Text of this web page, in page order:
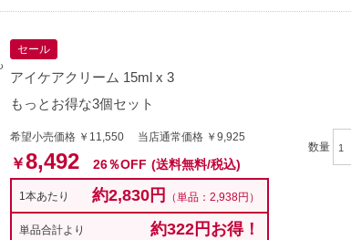
セール
アイケアクリーム 15ml x 3
もっとお得な3個セット
希望小売価格 ￥11,550 当店通常価格 ￥9,925
￥8,492 26％OFF (送料無料/税込)
1本あたり 約2,830円 （単品：2,938円）
単品合計より 約322円お得！
数量